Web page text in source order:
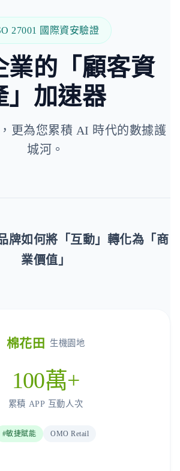
27001 國際資安驗證
業的「顧客資
」加速器
更為您累積 AI 時代的數據護
城河。
牌如何將「互動」轉化為「商
業價值」
棉花田 生機園地
100萬+
累積 APP 互動人次
#敏捷賦能 OMO Retail